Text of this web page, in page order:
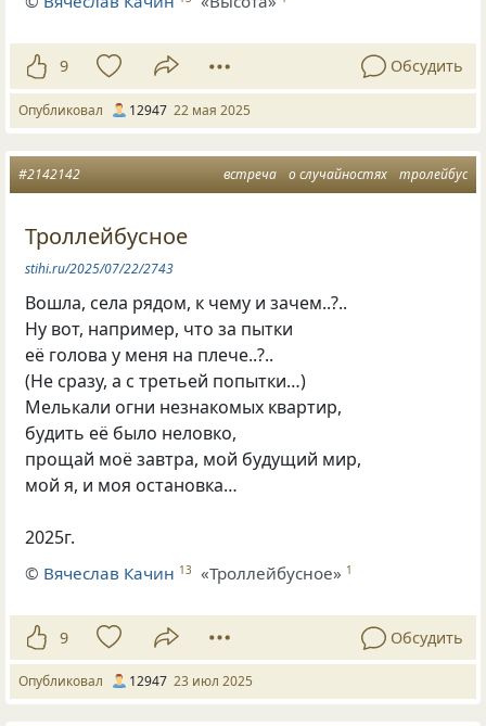
9 Обсудить
Опубликовал 12947 22 мая 2025
встреча о случайностях тролейбус
#2142142
Троллейбусное
stihi.ru/2025/07/22/2743
Вошла, села рядом, к чему и зачем..?..
Ну вот, например, что за пытки
её голова у меня на плече..?..
(Не сразу, а с третьей попытки…)
Мелькали огни незнакомых квартир,
будить её было неловко,
прощай моё завтра, мой будущий мир,
мой я, и моя остановка…
2025г.
© Вячеслав Качин 13 «Троллейбусное» 1
9 Обсудить
Опубликовал 12947 23 июл 2025